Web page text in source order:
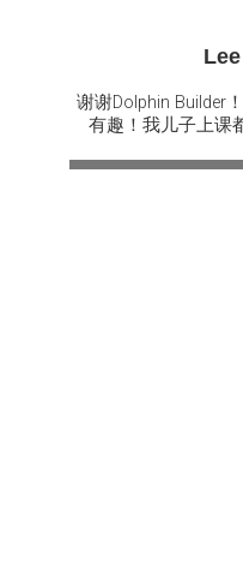
谢谢Dolphin Builder
有趣！我儿子上课